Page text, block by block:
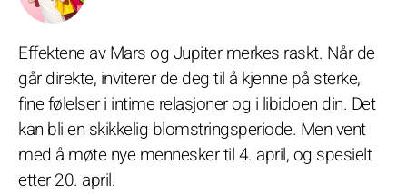
Effektene av Mars og Jupiter merkes raskt. Når de
går direkte, inviterer de deg til å kjenne på sterke,
fine følelser i intime relasjoner og i libidoen din. Det
kan bli en skikkelig blomstringsperiode. Men vent
med å møte nye mennesker til 4. april, og spesielt
etter 20. april.